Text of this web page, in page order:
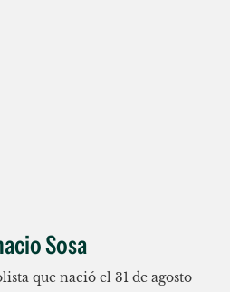
Sosa
que nació el 31 de agosto